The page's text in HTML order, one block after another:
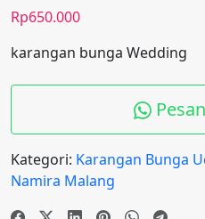
Rp650.000
karangan bunga Wedding
Kategori: Karangan Bunga
Namira Malang